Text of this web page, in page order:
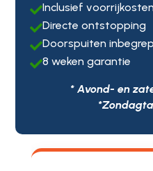
Inclusief voorrijkosten
Directe ontstopping
Doorspuiten
8 weken garantie
* Avond- en